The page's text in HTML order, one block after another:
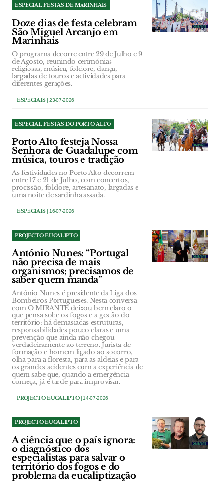
ESPECIAL FESTAS DE MARINHAIS
Doze dias de festa celebram
São Miguel Arcanjo em
Marinhais
O programa decorre entre 29 de Julho e 9
de Agosto, reunindo cerimónias
religiosas, música, folclore, dança,
largadas de touros e actividades para
diferentes gerações.
ESPECIAIS| 23-07-2026
ESPECIAL FESTAS DO PORTO ALTO
Porto Alto festeja Nossa
Senhora de Guadalupe com
música, touros e tradição
As festividades no Porto Alto decorrem
entre 17 e 21 de Julho, com concertos,
procissão, folclore, artesanato, largadas e
uma noite de sardinha assada.
ESPECIAIS| 16-07-2026
PROJECTO EUCALIPTO
António Nunes: “Portugal
não precisa de mais
organismos; precisamos de
saber quem manda”
António Nunes é presidente da Liga dos
Bombeiros Portugueses. Nesta conversa
com O MIRANTE deixou bem claro o
que pensa sobe os fogos e a gestão do
território: há demasiadas estruturas,
responsabilidades pouco claras e uma
prevenção que ainda não chegou
verdadeiramente ao terreno. Jurista de
formação e homem ligado ao socorro,
olha para a floresta, para as aldeias e para
os grandes acidentes com a experiência de
quem sabe que, quando a emergência
começa, já é tarde para improvisar.
PROJECTO EUCALIPTO| 14-07-2026
PROJECTO EUCALIPTO
A ciência que o país ignora:
o diagnóstico dos
especialistas para salvar o
território dos fogos e do
problema da eucaliptização